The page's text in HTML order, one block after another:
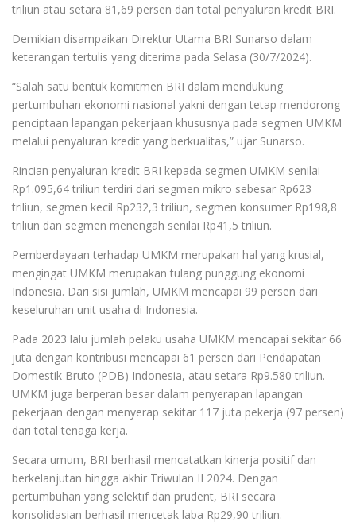
triliun atau setara 81,69 persen dari total penyaluran kredit BRI.
Demikian disampaikan Direktur Utama BRI Sunarso dalam
keterangan tertulis yang diterima pada Selasa (30/7/2024).
“Salah satu bentuk komitmen BRI dalam mendukung
pertumbuhan ekonomi nasional yakni dengan tetap mendorong
penciptaan lapangan pekerjaan khususnya pada segmen UMKM
melalui penyaluran kredit yang berkualitas,” ujar Sunarso.
Rincian penyaluran kredit BRI kepada segmen UMKM senilai
Rp1.095,64 triliun terdiri dari segmen mikro sebesar Rp623
triliun, segmen kecil Rp232,3 triliun, segmen konsumer Rp198,8
triliun dan segmen menengah senilai Rp41,5 triliun.
Pemberdayaan terhadap UMKM merupakan hal yang krusial,
mengingat UMKM merupakan tulang punggung ekonomi
Indonesia. Dari sisi jumlah, UMKM mencapai 99 persen dari
keseluruhan unit usaha di Indonesia.
Pada 2023 lalu jumlah pelaku usaha UMKM mencapai sekitar 66
juta dengan kontribusi mencapai 61 persen dari Pendapatan
Domestik Bruto (PDB) Indonesia, atau setara Rp9.580 triliun.
UMKM juga berperan besar dalam penyerapan lapangan
pekerjaan dengan menyerap sekitar 117 juta pekerja (97 persen)
dari total tenaga kerja.
Secara umum, BRI berhasil mencatatkan kinerja positif dan
berkelanjutan hingga akhir Triwulan II 2024. Dengan
pertumbuhan yang selektif dan prudent, BRI secara
konsolidasian berhasil mencetak laba Rp29,90 triliun.